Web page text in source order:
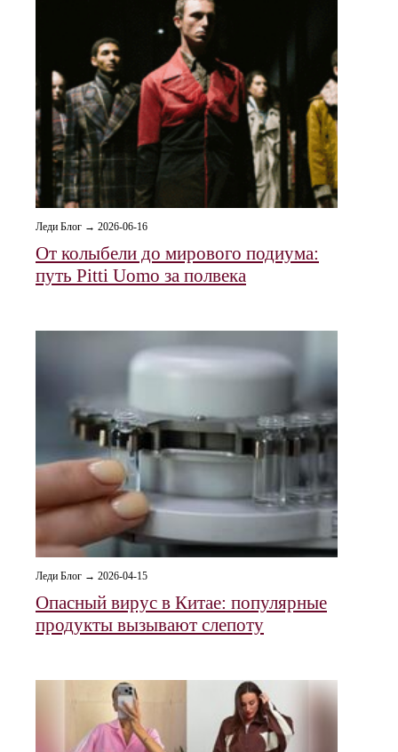
Леди Блог → 2026-06-16
От колыбели до мирового подиума:
путь Pitti Uomo за полвека
Леди Блог → 2026-04-15
Опасный вирус в Китае: популярные
продукты вызывают слепоту